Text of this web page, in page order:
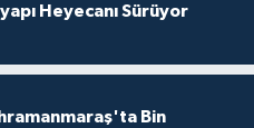
Heyecanı Sürüyor
Bin